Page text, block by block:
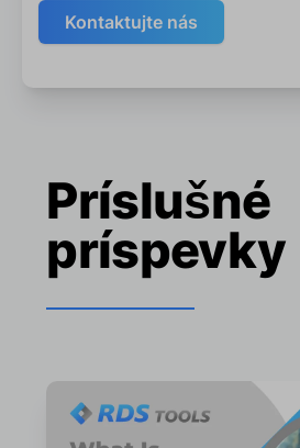
Kontaktujte nás
Príslušné
príspevky